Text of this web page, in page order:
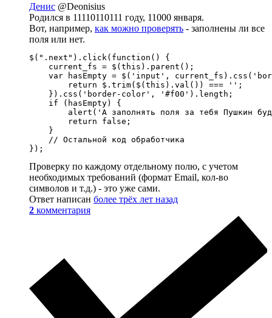
Денис @Deonisius
Родился в 11110110111 году, 11000 января.
Вот, например, как можно проверять - заполнены ли все
поля или нет.
$(".next").click(function() {
    current_fs = $(this).parent();
var hasEmpty = $('input',
        return $.trim($(this).val()) === '';
    }).css('border-color', '#f00').length;
    if (hasEmpty) {
alert('А заполнять поля за тебя Пушкин
        return false;
    }
    // Остальной код обработчика
});
Проверку по каждому отдельному полю, с учетом
необходимых требований (формат Email, кол-во
символов и т.д.) - это уже сами.
Ответ написан более трёх лет назад
2 комментария